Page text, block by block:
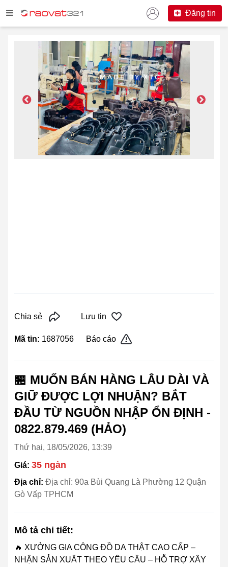
Đăng tin
Chia sẻ Lưu tin
Mã tin: 1687056 Báo cáo
🏪 MUỐN BÁN HÀNG LÂU DÀI VÀ
GIỮ ĐƯỢC LỢI NHUẬN? BẮT
ĐẦU TỪ NGUỒN NHẬP ỔN ĐỊNH -
0822.879.469 (HẢO)
Thứ hai, 18/05/2026, 13:39
Giá: 35 ngàn
Địa chỉ: Địa chỉ: 90a Bùi Quang Là Phường 12 Quận
Gò Vấp TPHCM
Mô tả chi tiết:
🔥 XƯỞNG GIA CÔNG ĐỒ DA THẬT CAO CẤP –
NHẬN SẢN XUẤT THEO YÊU CẦU – HỖ TRỢ XÂY